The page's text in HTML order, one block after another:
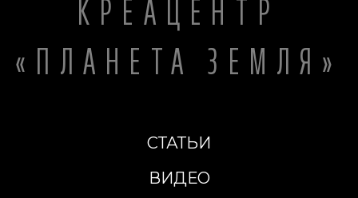
КРЕАЦЕНТР
«ПЛАНЕТА ЗЕМЛЯ»
СТАТЬИ
ВИДЕО